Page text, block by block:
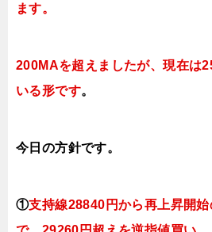
ます。
200MAを超えましたが、現在は
いる形です。
今日 の方針です。
①支持線28840円から再上昇開